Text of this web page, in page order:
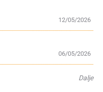
12/05/2026
06/05/2026
Dalje